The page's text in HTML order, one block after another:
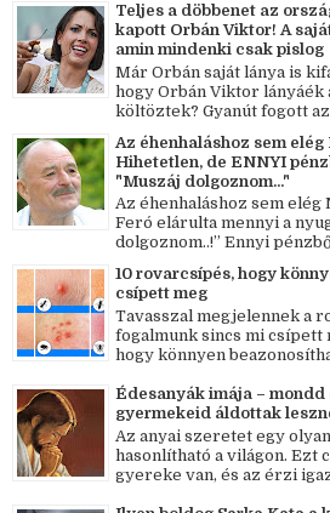
Teljes a döbbenet az
kapott Orbán Viktor! A
amin mindenki csak pislog
Már Orbán saját lánya is
hogy Orbán Viktor lányáék
költöztek? Gyanút fogott az
Az éhenhaláshoz sem
Hihetetlen, de ENNYI
"Muszáj dolgoznom..."
Az éhenhaláshoz sem
Feró elárulta mennyi a
dolgoznom..!” Ennyi
10 rovarcsípés, hogy
csípett meg
Tavasszal megjelennek a
fogalmunk sincs mi csípett
hogy könnyen
Édesanyák imája – mondd
gyermekeid áldottak
Az anyai szeretet egy
hasonlítható a világon. Ezt
gyereke van, és az érzi